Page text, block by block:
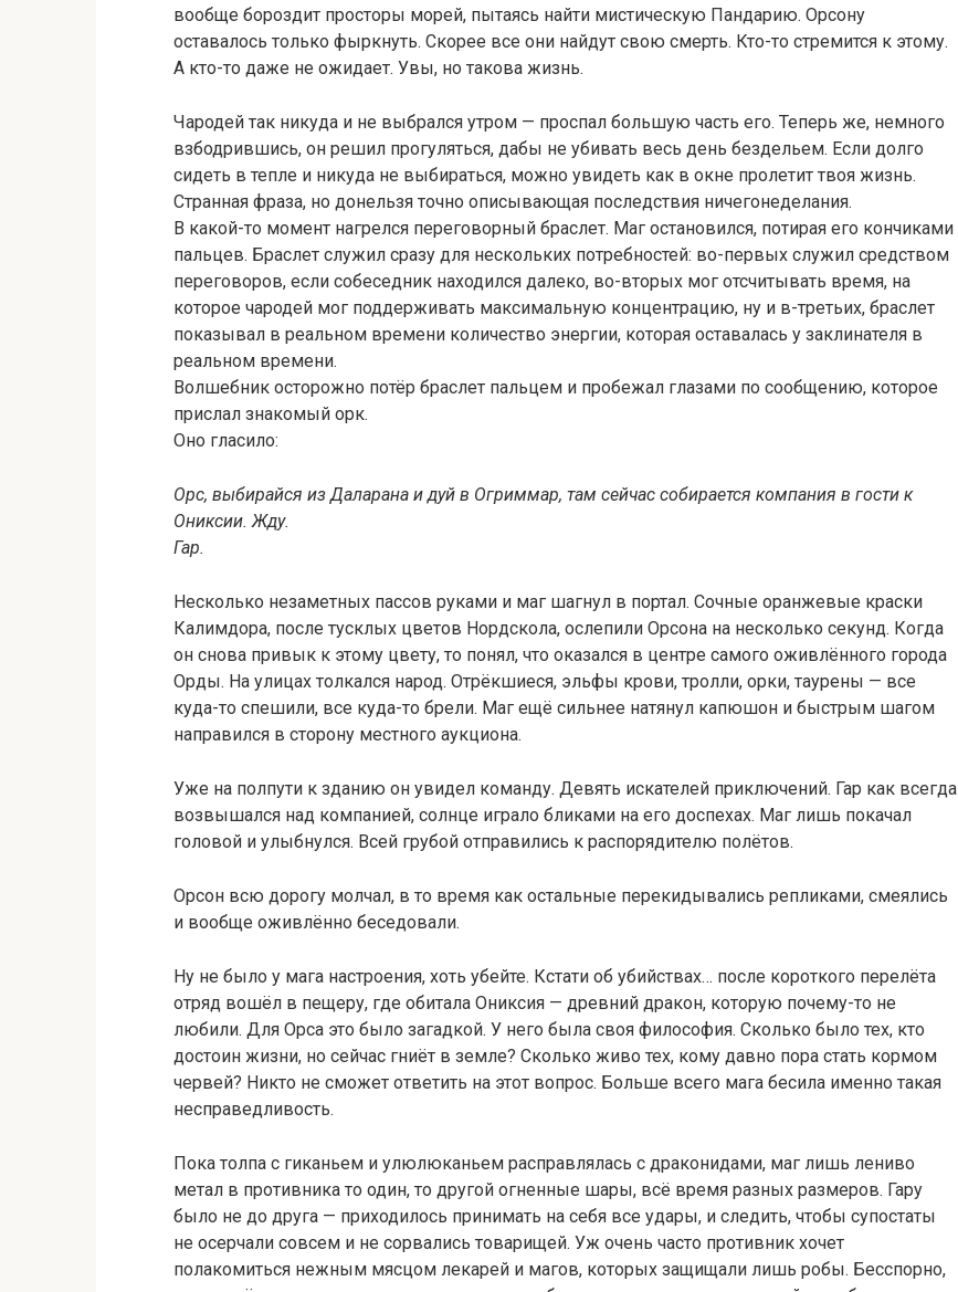
вообще бороздит просторы морей, пытаясь найти мистическую Пандарию. Орсону
оставалось только фыркнуть. Скорее все они найдут свою смерть. Кто-то стремится к этому.
А кто-то даже не ожидает. Увы, но такова жизнь.
Чародей так никуда и не выбрался утром — проспал большую часть его. Теперь же, немного
взбодрившись, он решил прогуляться, дабы не убивать весь день бездельем. Если долго
сидеть в тепле и никуда не выбираться, можно увидеть как в окне пролетит твоя жизнь.
Странная фраза, но донельзя точно описывающая последствия ничегонеделания.
В какой-то момент нагрелся переговорный браслет. Маг остановился, потирая его кончиками
пальцев. Браслет служил сразу для нескольких потребностей: во-первых служил средством
переговоров, если собеседник находился далеко, во-вторых мог отсчитывать время, на
которое чародей мог поддерживать максимальную концентрацию, ну и в-третьих, браслет
показывал в реальном времени количество энергии, которая оставалась у заклинателя в
реальном времени.
Волшебник осторожно потёр браслет пальцем и пробежал глазами по сообщению, которое
прислал знакомый орк.
Оно гласило:
Орс, выбирайся из Даларана и дуй в Огриммар, там сейчас собирается компания в гости к
Ониксии. Жду.
Гар.
Несколько незаметных пассов руками и маг шагнул в портал. Сочные оранжевые краски
Калимдора, после тусклых цветов Нордскола, ослепили Орсона на несколько секунд. Когда
он снова привык к этому цвету, то понял, что оказался в центре самого оживлённого города
Орды. На улицах толкался народ. Отрёкшиеся, эльфы крови, тролли, орки, таурены — все
куда-то спешили, все куда-то брели. Маг ещё сильнее натянул капюшон и быстрым шагом
направился в сторону местного аукциона.
Уже на полпути к зданию он увидел команду. Девять искателей приключений. Гар как всегда
возвышался над компанией, солнце играло бликами на его доспехах. Маг лишь покачал
головой и улыбнулся. Всей грубой отправились к распорядителю полётов.
Орсон всю дорогу молчал, в то время как остальные перекидывались репликами, смеялись
и вообще оживлённо беседовали.
Ну не было у мага настроения, хоть убейте. Кстати об убийствах… после короткого перелёта
отряд вошёл в пещеру, где обитала Ониксия — древний дракон, которую почему-то не
любили. Для Орса это было загадкой. У него была своя философия. Сколько было тех, кто
достоин жизни, но сейчас гниёт в земле? Сколько живо тех, кому давно пора стать кормом
червей? Никто не сможет ответить на этот вопрос. Больше всего мага бесила именно такая
несправедливость.
Пока толпа с гиканьем и улюлюканьем расправлялась с драконидами, маг лишь лениво
метал в противника то один, то другой огненные шары, всё время разных размеров. Гару
было не до друга — приходилось принимать на себя все удары, и следить, чтобы супостаты
не осерчали совсем и не сорвались товарищей. Уж очень часто противник хочет
полакомиться нежным мясцом лекарей и магов, которых защищали лишь робы. Бесспорно,